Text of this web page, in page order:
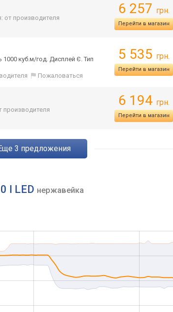
от производителя
6 257 грн.
Перейти в магазин
1000 куб.м/год. Дисплей Є. Тип
Пожаловаться
5 535 грн.
Перейти в магазин
производителя
6 194 грн.
Перейти в магазин
eще 3 предложения
I LED нержавейка